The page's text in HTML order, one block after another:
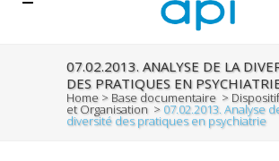
07.02.2013. ANALYSE DE LA
DES PRATIQUES EN
Home > Base documentaire >
et Organisation > 07.02.2013. Analyse
diversité des pratiques en psychiatrie